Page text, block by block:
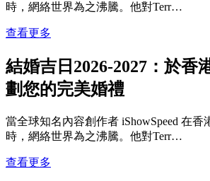
時，網絡世界為之沸騰。他對Terr…
查看更多
結婚吉日2026-2027：於香
劃您的完美婚禮
當全球知名內容創作者 iShowSpeed 在香
時，網絡世界為之沸騰。他對Terr…
查看更多